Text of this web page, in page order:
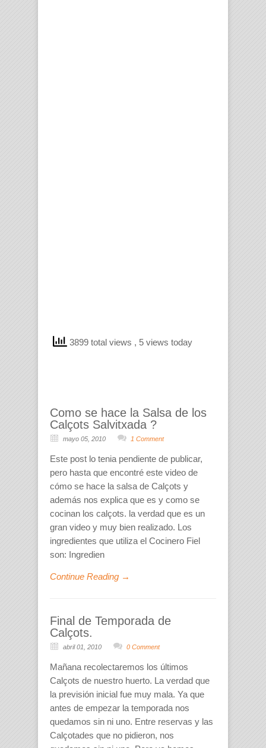
3899 total views , 5 views today
Como se hace la Salsa de los
Calçots Salvitxada ?
mayo 05, 2010 1 Comment
Este post lo tenia pendiente de publicar,
pero hasta que encontré este video de
cómo se hace la salsa de Calçots y
además nos explica que es y como se
cocinan los calçots. la verdad que es un
gran video y muy bien realizado. Los
ingredientes que utiliza el Cocinero Fiel
son: Ingredien
Continue Reading →
Final de Temporada de
Calçots.
abril 01, 2010 0 Comment
Mañana recolectaremos los últimos
Calçots de nuestro huerto. La verdad que
la previsión inicial fue muy mala. Ya que
antes de empezar la temporada nos
quedamos sin ni uno. Entre reservas y las
Calçotades que no pidieron, nos